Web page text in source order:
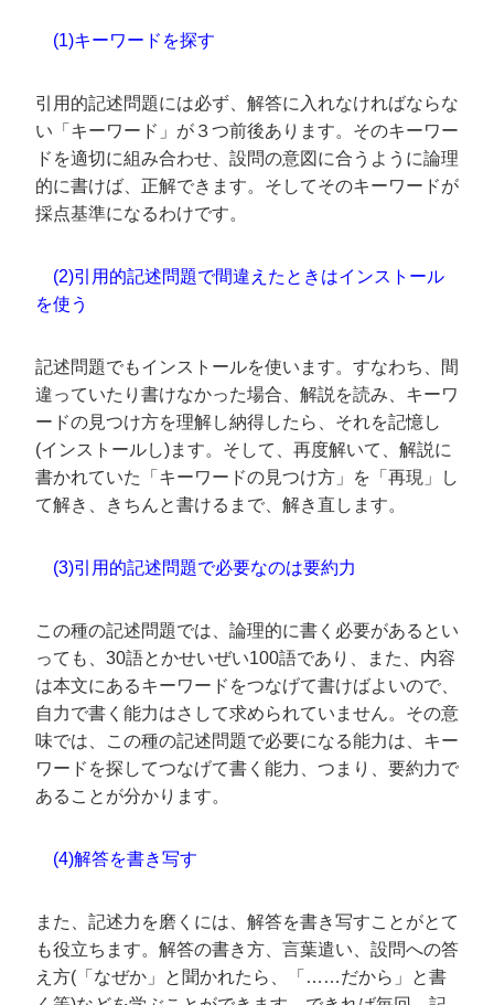
(1)キーワードを探す
引用的記述問題には必ず、解答に入れなければならな
い「キーワード」が３つ前後あります。そのキーワー
ドを適切に組み合わせ、設問の意図に合うように論理
的に書けば、正解できます。そしてそのキーワードが
採点基準になるわけです。
(2)引用的記述問題で間違えたときはインストール
を使う
記述問題でもインストールを使います。すなわち、間
違っていたり書けなかった場合、解説を読み、キーワ
ードの見つけ方を理解し納得したら、それを記憶し
(インストールし)ます。そして、再度解いて、解説に
書かれていた「キーワードの見つけ方」を「再現」し
て解き、きちんと書けるまで、解き直します。
(3)引用的記述問題で必要なのは要約力
この種の記述問題では、論理的に書く必要があるとい
っても、30語とかせいぜい100語であり、また、内容
は本文にあるキーワードをつなげて書けばよいので、
自力で書く能力はさして求められていません。その意
味では、この種の記述問題で必要になる能力は、キー
ワードを探してつなげて書く能力、つまり、要約力で
あることが分かります。
(4)解答を書き写す
また、記述力を磨くには、解答を書き写すことがとて
も役立ちます。解答の書き方、言葉遣い、設問への答
え方(「なぜか」と聞かれたら、「……だから」と書